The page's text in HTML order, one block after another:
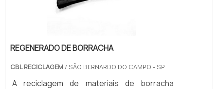
equipados, que .
REGENERADO DE BORRACHA
CBL RECICLAGEM / SÃO BERNARDO DO CAMPO - SP
A reciclagem de materiais de borracha